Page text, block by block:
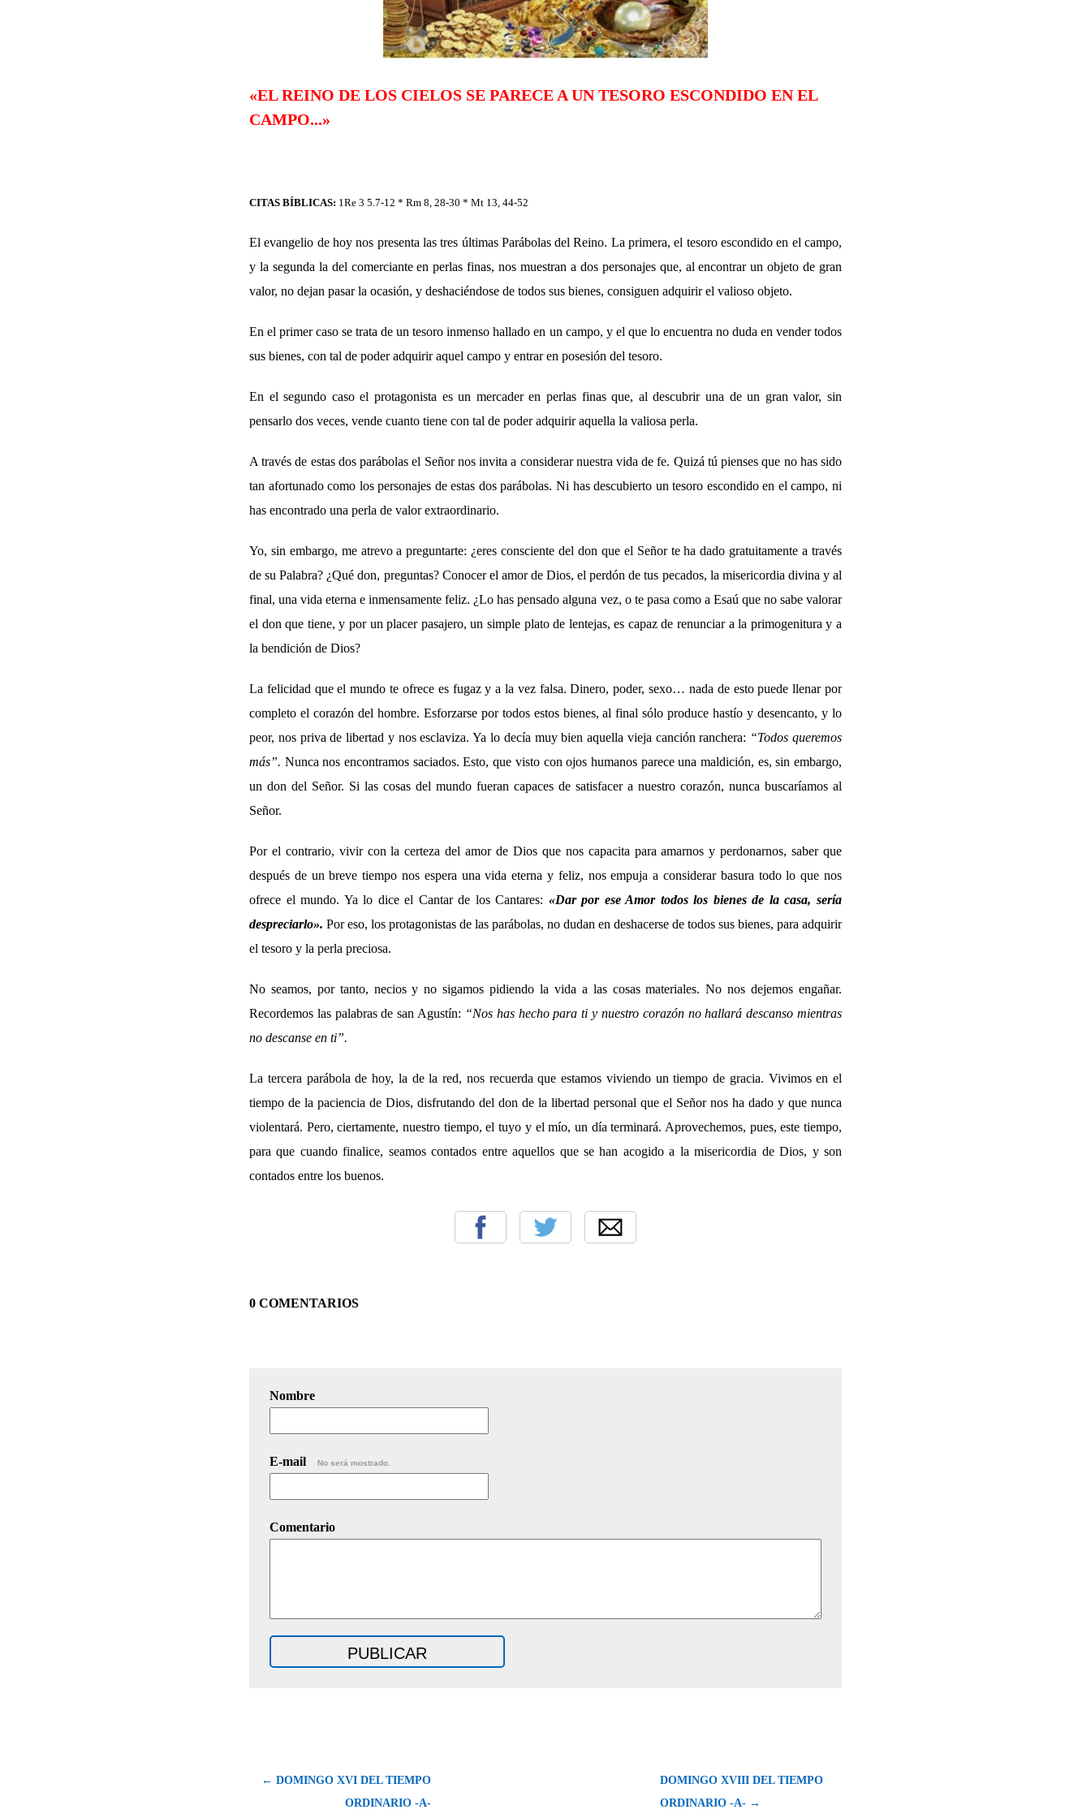
«EL REINO DE LOS CIELOS SE PARECE A UN TESORO ESCONDIDO EN EL
CAMPO...»
CITAS BÍBLICAS: 1Re 3 5.7-12 * Rm 8, 28-30 * Mt 13, 44-52
El evangelio de hoy nos presenta las tres últimas Parábolas del Reino. La primera, el tesoro escondido en el campo,
y la segunda la del comerciante en perlas finas, nos muestran a dos personajes que, al encontrar un objeto de gran
valor, no dejan pasar la ocasión, y deshaciéndose de todos sus bienes, consiguen adquirir el valioso objeto.
En el primer caso se trata de un tesoro inmenso hallado en un campo, y el que lo encuentra no duda en vender todos
sus bienes, con tal de poder adquirir aquel campo y entrar en posesión del tesoro.
En el segundo caso el protagonista es un mercader en perlas finas que, al descubrir una de un gran valor, sin
pensarlo dos veces, vende cuanto tiene con tal de poder adquirir aquella la valiosa perla.
A través de estas dos parábolas el Señor nos invita a considerar nuestra vida de fe. Quizá tú pienses que no has sido
tan afortunado como los personajes de estas dos parábolas. Ni has descubierto un tesoro escondido en el campo, ni
has encontrado una perla de valor extraordinario.
Yo, sin embargo, me atrevo a preguntarte: ¿eres consciente del don que el Señor te ha dado gratuitamente a través
de su Palabra? ¿Qué don, preguntas? Conocer el amor de Dios, el perdón de tus pecados, la misericordia divina y al
final, una vida eterna e inmensamente feliz. ¿Lo has pensado alguna vez, o te pasa como a Esaú que no sabe valorar
el don que tiene, y por un placer pasajero, un simple plato de lentejas, es capaz de renunciar a la primogenitura y a
la bendición de Dios?
La felicidad que el mundo te ofrece es fugaz y a la vez falsa. Dinero, poder, sexo… nada de esto puede llenar por
completo el corazón del hombre. Esforzarse por todos estos bienes, al final sólo produce hastío y desencanto, y lo
peor, nos priva de libertad y nos esclaviza. Ya lo decía muy bien aquella vieja canción ranchera: “Todos queremos
más”. Nunca nos encontramos saciados. Esto, que visto con ojos humanos parece una maldición, es, sin embargo,
un don del Señor. Si las cosas del mundo fueran capaces de satisfacer a nuestro corazón, nunca buscaríamos al
Señor.
Por el contrario, vivir con la certeza del amor de Dios que nos capacita para amarnos y perdonarnos, saber que
después de un breve tiempo nos espera una vida eterna y feliz, nos empuja a considerar basura todo lo que nos
ofrece el mundo. Ya lo dice el Cantar de los Cantares: «Dar por ese Amor todos los bienes de la casa, sería
despreciarlo». Por eso, los protagonistas de las parábolas, no dudan en deshacerse de todos sus bienes, para adquirir
el tesoro y la perla preciosa.
No seamos, por tanto, necios y no sigamos pidiendo la vida a las cosas materiales. No nos dejemos engañar.
Recordemos las palabras de san Agustín: “Nos has hecho para ti y nuestro corazón no hallará descanso mientras
no descanse en ti”.
La tercera parábola de hoy, la de la red, nos recuerda que estamos viviendo un tiempo de gracia. Vivimos en el
tiempo de la paciencia de Dios, disfrutando del don de la libertad personal que el Señor nos ha dado y que nunca
violentará. Pero, ciertamente, nuestro tiempo, el tuyo y el mío, un día terminará. Aprovechemos, pues, este tiempo,
para que cuando finalice, seamos contados entre aquellos que se han acogido a la misericordia de Dios, y son
contados entre los buenos.
0 COMENTARIOS
Nombre
E-mail No será mostrado.
Comentario
← DOMINGO XVI DEL TIEMPO
ORDINARIO -A-
DOMINGO XVIII DEL TIEMPO
ORDINARIO -A- →